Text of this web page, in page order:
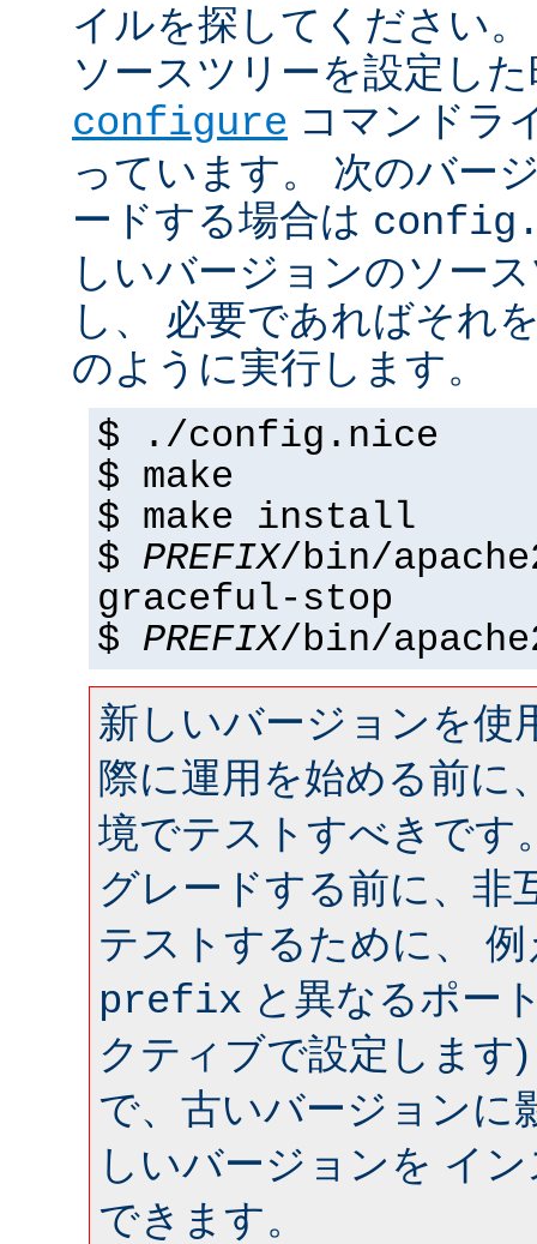
イルを探してください
ソースツリーを設定し
configure コマンドラ
っています。 次のバー
ードする場合は
しいバージョンのソー
し、 必要であればそれ
のように実行します。
$ ./config.nice
$ make
$ make install
$ PREFIX/bin/
graceful-stop
$ PREFIX/bin/
新しいバージョンを使
際に運用を始める前に
境でテストすべきです
グレードする前に、非
テストするために、
prefix と異なるポー
クティブで設定します
で、古いバージョンに
しいバージョンを イ
できます。